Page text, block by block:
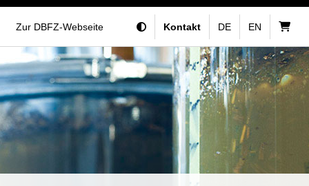
Zur DBFZ-Webseite Kontakt DE EN